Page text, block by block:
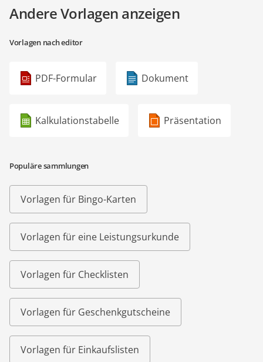
Andere Vorlagen anzeigen
Vorlagen nach editor
PDF-Formular Dokument
Kalkulationstabelle Präsentation
Populäre sammlungen
Vorlagen für Bingo-Karten
Vorlagen für eine Leistungsurkunde
Vorlagen für Checklisten
Vorlagen für Geschenkgutscheine
Vorlagen für Einkaufslisten